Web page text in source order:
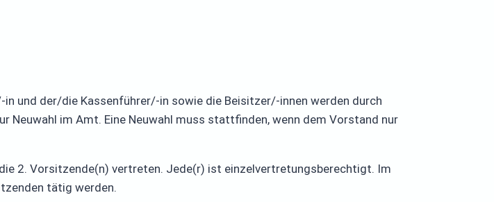
und der/die Kassenführer/-in sowie die Beisitzer/-innen werden durch
Neuwahl im Amt. Eine Neuwahl muss stattfinden, wenn dem Vorstand nur
2. Vorsitzende(n) vertreten. Jede(r) ist einzelvertretungsberechtigt. Im
tätig werden.